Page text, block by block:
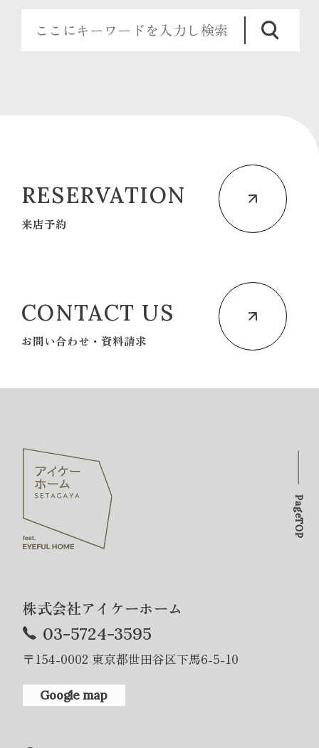
RESERVATION
来店予約
CONTACT US
お問い合わせ・資料請求
株式会社アイケーホーム
03-5724-3595
〒154-0002 東京都世田谷区下馬6-5-10
Google map
PageTOP